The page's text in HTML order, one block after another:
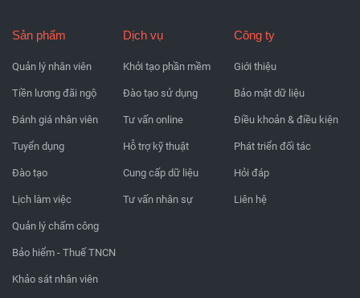
Sản phẩm
Quản lý nhân viên
Tiền lương đãi ngộ
Đánh giá nhân viên
Tuyển dụng
Đào tạo
Lịch làm việc
Quản lý chấm công
Bảo hiểm - Thuế TNCN
Khảo sát nhân viên
Dịch vụ
Khởi tạo phần mềm
Đào tạo sử dụng
Tư vấn online
Hỗ trợ kỹ thuật
Cung cấp dữ liệu
Tư vấn nhân sự
Công ty
Giới thiệu
Bảo mật dữ liệu
Điều khoản & điều kiện
Phát triển đối tác
Hỏi đáp
Liên hệ